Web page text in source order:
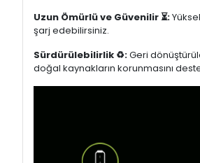
Uzun Ömürlü ve Güvenilir ⏳:
şarj edebilirsiniz.
Sürdürülebilirlik ♻️:Geri
doğal kaynakların korunmasını